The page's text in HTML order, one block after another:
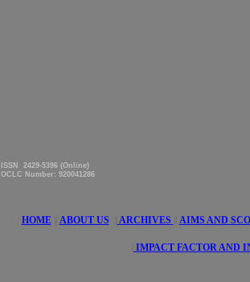
HOME|| ABOUT US ARCHIVES AIMS AND
IMPACT FACTOR AND
ISSN 2429-5396 (Online)
OCLC Number: 920041286